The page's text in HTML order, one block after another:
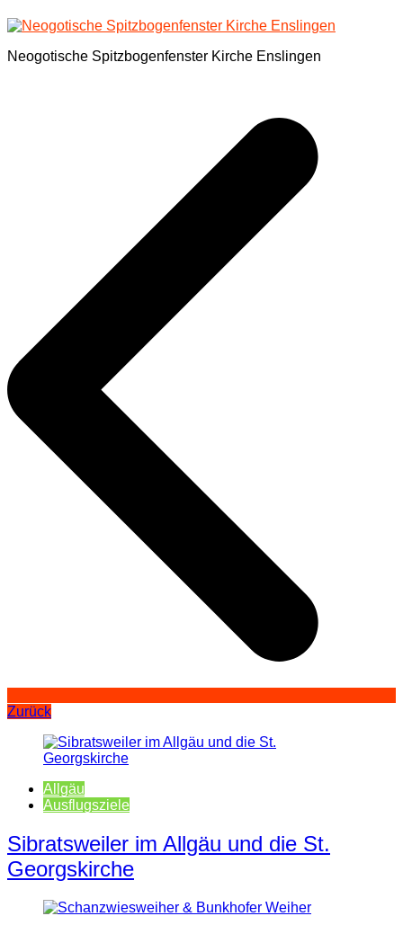
Neogotische Spitzbogenfenster Kirche Enslingen
Zurück
Allgäu
Ausflugsziele
Sibratsweiler im Allgäu und die St.
Georgskirche